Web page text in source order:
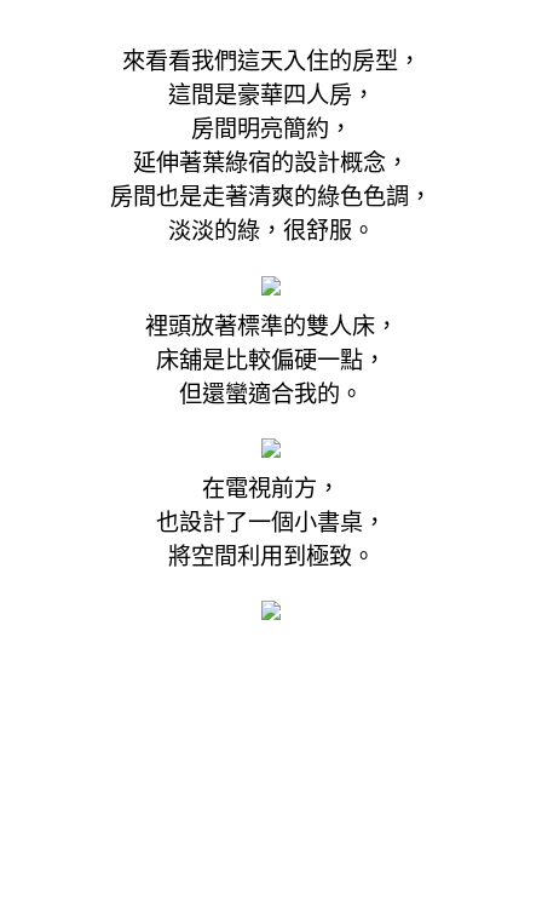
來看看我們這天入住的房型，
這間是豪華四人房，
房間明亮簡約，
延伸著葉綠宿的設計概念，
房間也是走著清爽的綠色色調，
淡淡的綠，很舒服。
裡頭放著標準的雙人床，
床舖是比較偏硬一點，
但還蠻適合我的。
在電視前方，
也設計了一個小書桌，
將空間利用到極致。